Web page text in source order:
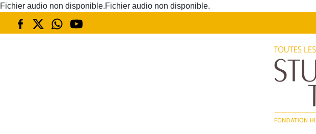
Fichier audio non disponible.Fichier audio non disponible.